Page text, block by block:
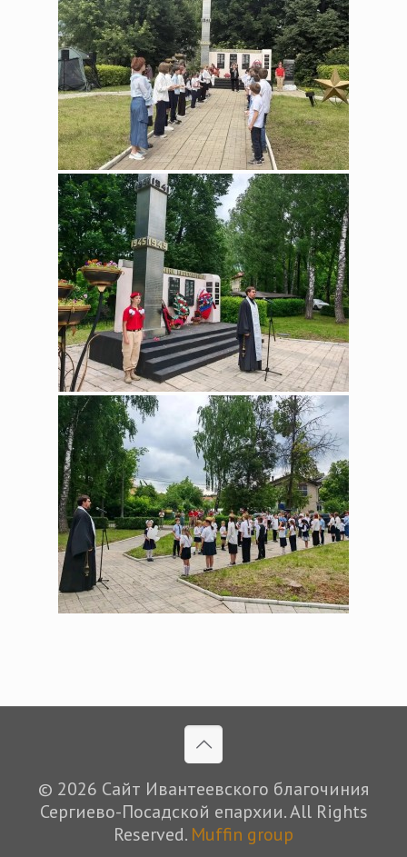
© 2026 Сайт Ивантеевского благочиния
Сергиево-Посадской епархии. All Rights
Reserved. Muffin group